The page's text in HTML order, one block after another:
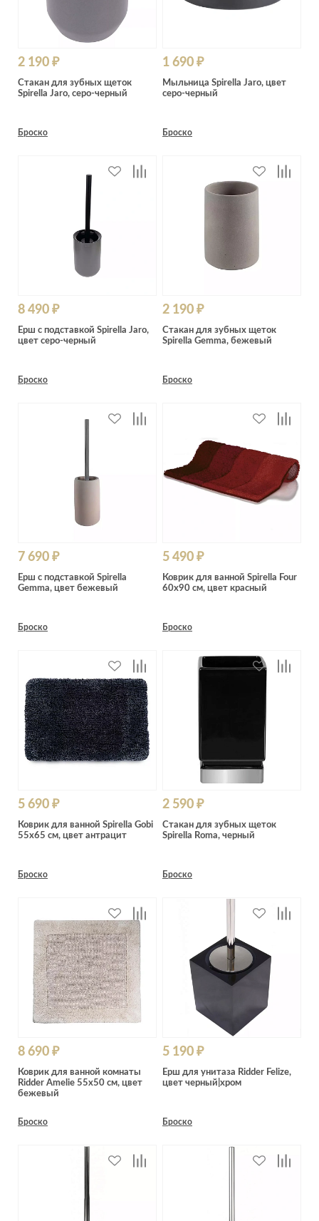
2 190 ₽
Стакан для зубных щеток
Spirella Jaro, серо-черный
Броско
1 690 ₽
Мыльница Spirella Jaro, цвет
серо-черный
Броско
8 490 ₽
Ёрш с подставкой Spirella Jaro,
цвет серо-черный
Броско
2 190 ₽
Стакан для зубных щеток
Spirella Gemma, бежевый
Броско
7 690 ₽
Ёрш с подставкой Spirella
Gemma, цвет бежевый
Броско
5 490 ₽
Коврик для ванной Spirella Four
60х90 см, цвет красный
Броско
5 690 ₽
Коврик для ванной Spirella Gobi
55х65 см, цвет антрацит
Броско
2 590 ₽
Стакан для зубных щеток
Spirella Roma, черный
Броско
8 690 ₽
Коврик для ванной комнаты
Ridder Amelie 55х50 см, цвет
бежевый
Броско
5 190 ₽
Ерш для унитаза Ridder Felize,
цвет черный|хром
Броско